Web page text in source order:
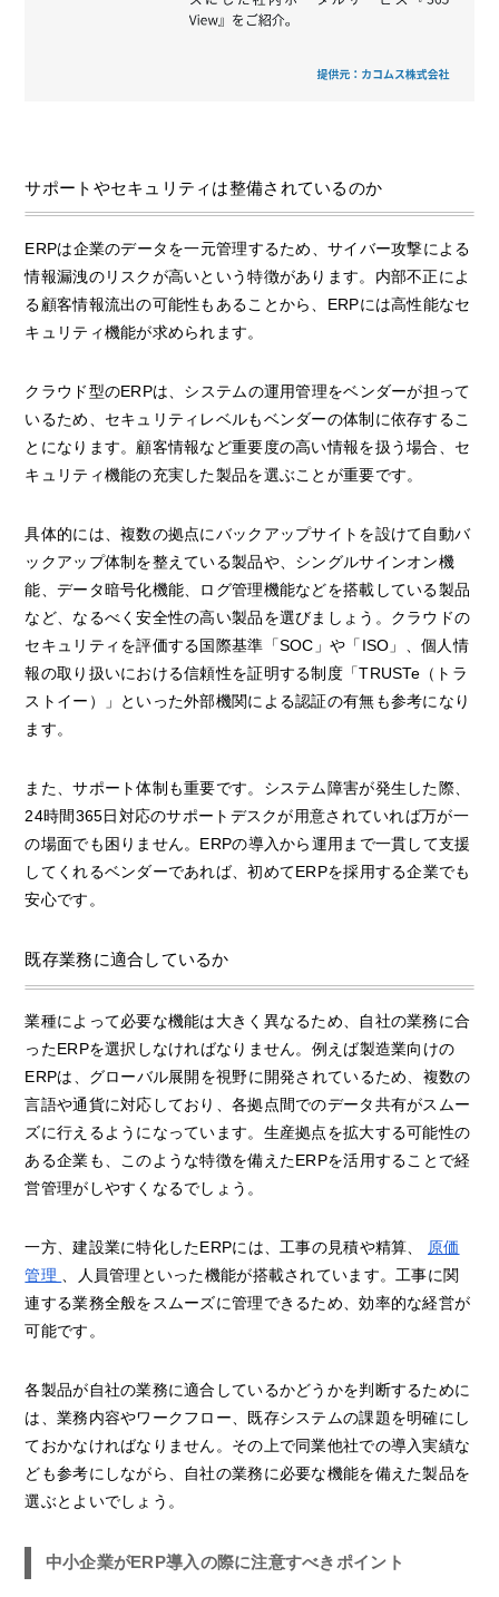
サポートやセキュリティは整備されているのか
ERPは企業のデータを一元管理するため、サイバー攻撃による
情報漏洩のリスクが高いという特徴があります。内部不正によ
る顧客情報流出の可能性もあることから、ERPには高性能なセ
キュリティ機能が求められます。
クラウド型のERPは、システムの運用管理をベンダーが担って
いるため、セキュリティレベルもベンダーの体制に依存するこ
とになります。顧客情報など重要度の高い情報を扱う場合、セ
キュリティ機能の充実した製品を選ぶことが重要です。
具体的には、複数の拠点にバックアップサイトを設けて自動バ
ックアップ体制を整えている製品や、シングルサインオン機
能、データ暗号化機能、ログ管理機能などを搭載している製品
など、なるべく安全性の高い製品を選びましょう。クラウドの
セキュリティを評価する国際基準「SOC」や「ISO」、個人情
報の取り扱いにおける信頼性を証明する制度「TRUSTe（トラ
ストイー）」といった外部機関による認証の有無も参考になり
ます。
また、サポート体制も重要です。システム障害が発生した際、
24時間365日対応のサポートデスクが用意されていれば万が一
の場面でも困りません。ERPの導入から運用まで一貫して支援
してくれるベンダーであれば、初めてERPを採用する企業でも
安心です。
既存業務に適合しているか
業種によって必要な機能は大きく異なるため、自社の業務に合
ったERPを選択しなければなりません。例えば製造業向けの
ERPは、グローバル展開を視野に開発されているため、複数の
言語や通貨に対応しており、各拠点間でのデータ共有がスムー
ズに行えるようになっています。生産拠点を拡大する可能性の
ある企業も、このような特徴を備えたERPを活用することで経
営管理がしやすくなるでしょう。
一方、建設業に特化したERPには、工事の見積や精算、
原価
管理
、人員管理といった機能が搭載されています。工事に関
連する業務全般をスムーズに管理できるため、効率的な経営が
可能です。
各製品が自社の業務に適合しているかどうかを判断するために
は、業務内容やワークフロー、既存システムの課題を明確にし
ておかなければなりません。その上で同業他社での導入実績な
ども参考にしながら、自社の業務に必要な機能を備えた製品を
選ぶとよいでしょう。
中小企業がERP導入の際に注意すべきポイント